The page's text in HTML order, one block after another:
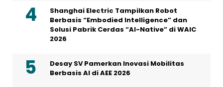
Shanghai Electric Tampilkan Robot
Berbasis “Embodied Intelligence” dan
Solusi Pabrik Cerdas “AI-Native” di WAIC
2026
Desay SV Pamerkan Inovasi Mobilitas
Berbasis AI di AEE 2026